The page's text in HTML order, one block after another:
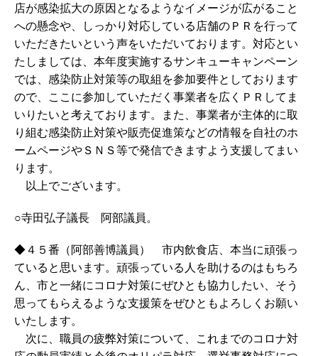
店が感染拡大の原因となるようなイメージが広がること
への懸念や、しっかり対応している店舗のＰＲを行って
いただきたいという声をいただいております。対応とい
たしましては、本年度実施するサンキューキャンペーン
では、感染防止対策等の取組を参加要件としております
ので、ここに参加していただく事業者を広くＰＲしてま
いりたいと考えております。また、事業者が主体的に取
り組む感染防止対策や販売促進策などの情報を自社のホ
ームページやＳＮＳ等で発信できますよう支援してまい
ります。
以上でございます。
○寺田弘子議長 阿部議員。
◆４５番（阿部善博議員） 市内飲食店、本当に頑張っ
ていると思います。頑張っている人を助けるのはもちろ
ん、市と一緒にコロナ対策にぜひとも協力したい、そう
思ってもらえるような支援策をぜひともよろしくお願い
いたします。
次に、職員の疲弊対策について、これまでのコロナ対